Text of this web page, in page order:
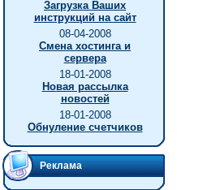
Загрузка Ваших
инструкций на сайт
08-04-2008
Смена хостинга и
сервера
18-01-2008
Новая рассылка
новостей
18-01-2008
Обнуление счетчиков
Реклама